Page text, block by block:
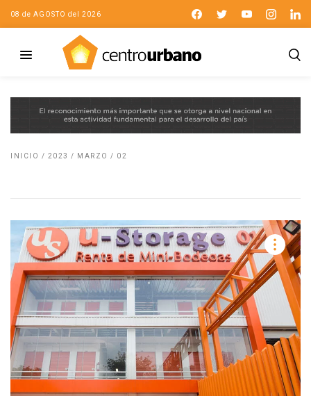
08 de AGOSTO del 2026
INICIO / 2023 / MARZO / 02